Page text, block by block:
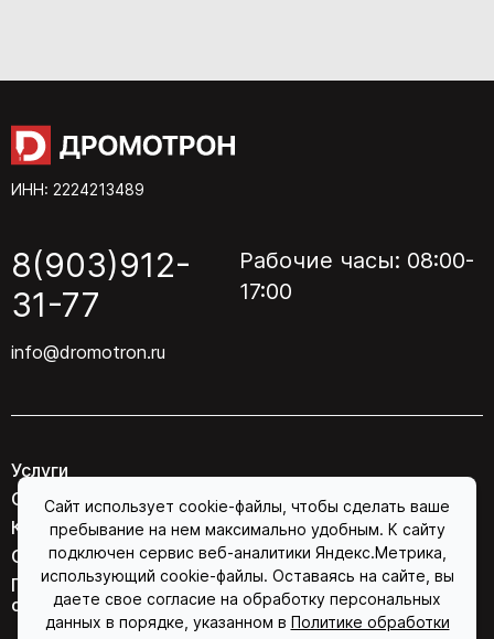
ИНН: 2224213489
8(903)912-
31-77
info@dromotron.ru
Рабочие часы: 08:00-
17:00
Услуги
О компании
Контакты
Соглашение об обработке персональных данных
Политика конфиденциальности в отношении
обработки персональных данных
Сайт использует cookie-файлы, чтобы сделать ваше
пребывание на нем максимально удобным. К сайту
подключен сервис веб-аналитики Яндекс.Метрика,
использующий cookie-файлы. Оставаясь на сайте, вы
даете свое согласие на обработку персональных
данных в порядке, указанном в Политике обработки